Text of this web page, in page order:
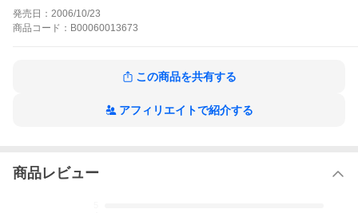
女・けいこちゃんと共に迎える村での新しい生活。そこで待ち受
けていたのは――?
大字・字・ばさら駐在所の作品をもっと見る
発売日： 2006/10/23
商品 コード： B00060013673
この商品を共有する
アフィリエイトで紹介する
商品レビュー